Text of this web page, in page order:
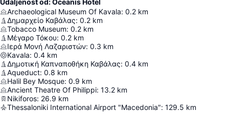
Udaljenost od: Oceanis Hotel
Archaeological Museum Of Kavala: 0.2 km
Δημαρχείο Καβάλας: 0.2 km
Τοbacco Μuseum: 0.2 km
Μέγαρο Τόκου: 0.2 km
Ιερά Μονή Λαζαριστών: 0.3 km
Kavala: 0.4 km
Δημοτική Καπναποθήκη Καβάλας: 0.4 km
Aqueduct: 0.8 km
Halil Bey Mosque: 0.9 km
Ancient Theatre Of Philippi: 13.2 km
Nikiforos: 26.9 km
Thessaloniki International Airport "Macedonia": 129.5 km